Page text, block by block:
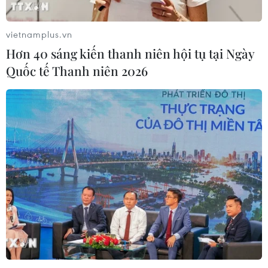
quá trình phát triển ung thư
Phương pháp mới giúp phát hiện
sớm bệnh Alzheimer
30/07/2026 14:27
Virus H5N1 lây lan trong quần thể
chim bản địa tại Australia
29/07/2026 11:42
UNAIDS cảnh báo nguy cơ đại dịch
HIV/AIDS bùng phát trở lại
vietnamplus.vn
Hơn 40 sáng kiến thanh niên hội tụ tại Ngày
Quốc tế Thanh niên 2026